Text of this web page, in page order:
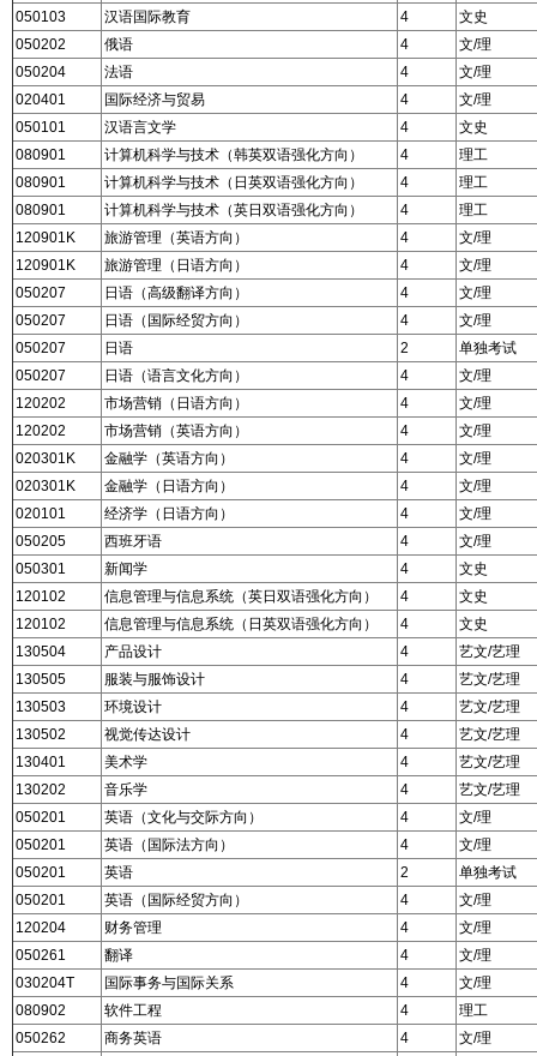
050103
汉语国际教育 4
文史
050202
俄语 4
文/理
050204
法语 4
文/理
020401
国际经济与贸易 4
文/理
050101
汉语言文学 4
文史
080901
计算机科学与技术（韩英双语强化方向） 4
理工
080901
计算机科学与技术（日英双语强化方向） 4
理工
080901
计算机科学与技术（英日双语强化方向） 4
理工
120901K
旅游管理（英语方向） 4
文/理
120901K
旅游管理（日语方向） 4
文/理
050207
日语（高级翻译方向） 4
文/理
050207
日语（国际经贸方向） 4
文/理
050207
日语 2
单独考试
050207
日语（语言文化方向） 4
文/理
120202
市场营销（日语方向） 4
文/理
120202
市场营销（英语方向） 4
文/理
020301K
金融学（英语方向） 4
文/理
020301K
金融学（日语方向） 4
文/理
020101
经济学（日语方向） 4
文/理
050205
西班牙语 4
文/理
050301
新闻学 4
文史
120102
信息管理与信息系统（英日双语强化方向） 4
文史
120102
信息管理与信息系统（日英双语强化方向） 4
文史
130504
产品设计 4
艺文/艺理
130505
服装与服饰设计 4
艺文/艺理
130503
环境设计 4
艺文/艺理
130502
视觉传达设计 4
艺文/艺理
130401
美术学 4
艺文/艺理
130202
音乐学 4
艺文/艺理
050201
英语（文化与交际方向） 4
文/理
050201
英语（国际法方向） 4
文/理
050201
英语 2
单独考试
050201
英语（国际经贸方向） 4
文/理
120204
财务管理 4
文/理
050261
翻译 4
文/理
030204T
国际事务与国际关系 4
文/理
080902
软件工程 4
理工
050262
商务英语 4
文/理